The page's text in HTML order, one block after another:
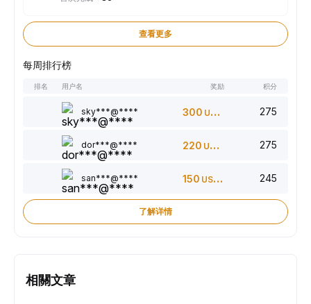
查看更多
每周排行榜
排名 用户名 奖励 积分
sky***@**** 300 USDT 275
dor***@**** 220 USDT 275
san***@**** 150 USDT 245
了解详情
相關文章